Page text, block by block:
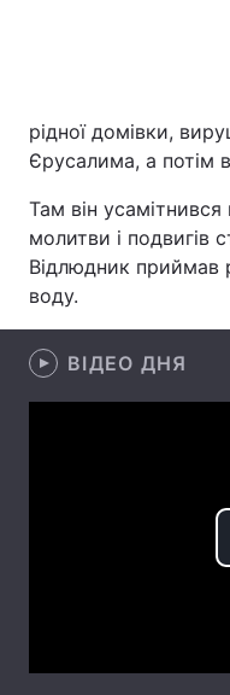
Головна
Економіка
Спорт
Техно і зв'язок
Зброя
рідної домівки,
Єрусалима, а потім
Там він
молитви і подвигів
Відлюдник приймав
воду.
ВІДЕО ДНЯ